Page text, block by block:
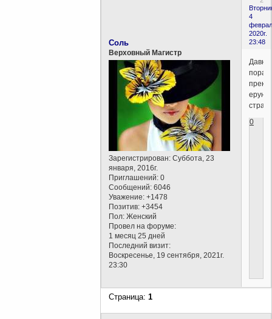
4
2020г.
23:48
Соль
Верховный Магистр
Зарегистрирован: Суббота, 23
января, 2016г.
Приглашений: 0
Сообщений: 6046
Уважение: +1478
Позитив: +3454
Пол: Женский
Провел на форуме:
1 месяц 25 дней
Последний визит:
Воскресенье, 19 сентября, 2021г.
23:30
Давно
пора
0
Страница:1